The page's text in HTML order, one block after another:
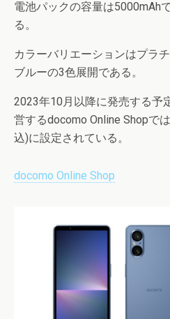
電池パックの容量は5000mAh
る。
カラーバリエーションはプラ
ブルーの3色展開である。
2023年10月以降に発売する予
営するdocomo Online Shopで
込)に設定されている。
docomo Online Shop